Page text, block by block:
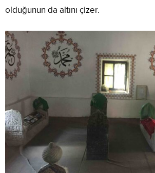
olduğunun da altını çizer.